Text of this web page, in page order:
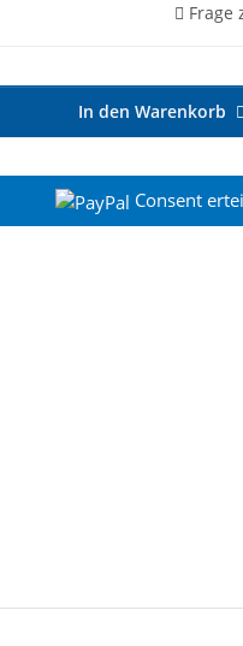
Frage
In den Warenkorb
Consent